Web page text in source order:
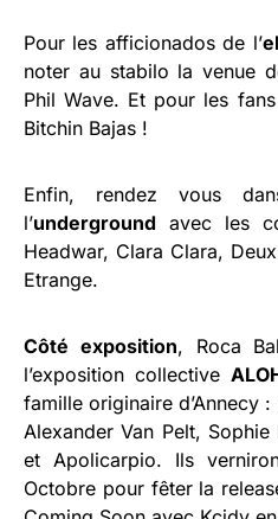
Pour les afficionados de l’
noter au stabilo la venue
Phil Wave. Et pour les
Bitchin Bajas !
Enfin, rendez vous
l’underground avec les
Headwar, Clara Clara,
Etrange.
Côté exposition, Roca
l’exposition collective
famille originaire d’Annecy
Alexander Van Pelt,
et Apolicarpio. Ils
Octobre pour fêter la